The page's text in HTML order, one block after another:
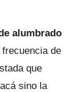
alumbrado
de
que
sino la